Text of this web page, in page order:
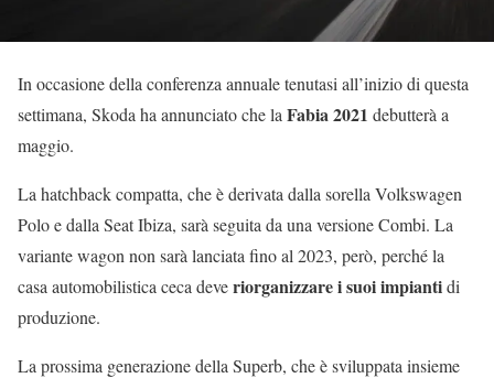
In occasione della conferenza annuale tenutasi all’inizio di questa
settimana, Skoda ha annunciato che la Fabia 2021 debutterà a
maggio.
La hatchback compatta, che è derivata dalla sorella Volkswagen
Polo e dalla Seat Ibiza, sarà seguita da una versione Combi. La
variante wagon non sarà lanciata fino al 2023, però, perché la
casa automobilistica ceca deveriorganizzare i suoi impiantidi
produzione.
La prossima generazione della Superb, che è sviluppata insieme